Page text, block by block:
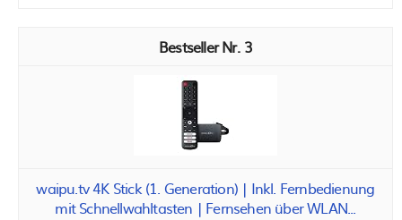
3
waipu.tv 4K Stick (1. Generation) | Inkl. Fernbedienung
mit Schnellwahltasten | Fernsehen über WLAN...